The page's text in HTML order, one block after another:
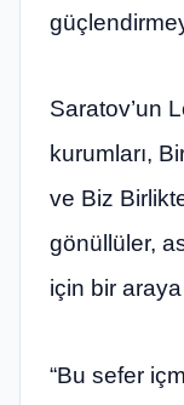
Saratov’un
kurumları,
ve Biz
gönüllüler,
için bir
“Bu sefer